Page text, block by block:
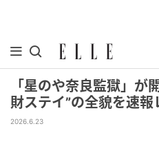
「星のや奈良監獄」が
財ステイ”の全貌を速報
2026.6.23